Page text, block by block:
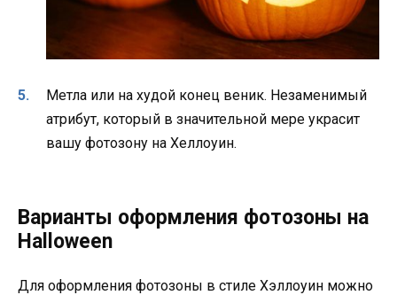
Метла или на худой конец веник. Незаменимый
атрибут, который в значительной мере украсит
вашу фотозону на Хеллоуин.
Варианты оформления фотозоны на
Halloween
Для оформления фотозоны в стиле Хэллоуин можно